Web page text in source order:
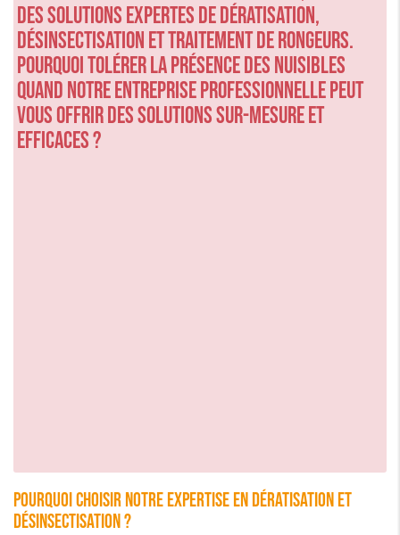
des solutions expertes de dératisation,
désinsectisation et traitement de rongeurs.
Pourquoi tolérer la présence des nuisibles
quand notre entreprise professionnelle peut
vous offrir des solutions sur-mesure et
efficaces ?
Pourquoi choisir notre expertise en dératisation et
désinsectisation ?